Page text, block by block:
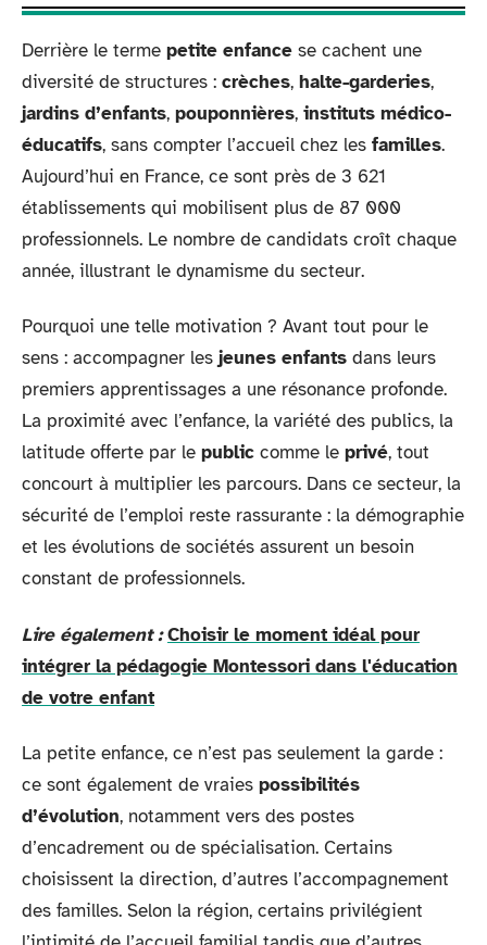
Derrière le terme petite enfance se cachent une
diversité de structures : crèches, halte-garderies,
jardins d’enfants, pouponnières, instituts médico-
éducatifs, sans compter l’accueil chez les familles.
Aujourd’hui en France, ce sont près de 3 621
établissements qui mobilisent plus de 87 000
professionnels. Le nombre de candidats croît chaque
année, illustrant le dynamisme du secteur.
Pourquoi une telle motivation ? Avant tout pour le
sens : accompagner les jeunes enfants dans leurs
premiers apprentissages a une résonance profonde.
La proximité avec l’enfance, la variété des publics, la
latitude offerte par le public comme le privé, tout
concourt à multiplier les parcours. Dans ce secteur, la
sécurité de l’emploi reste rassurante : la démographie
et les évolutions de sociétés assurent un besoin
constant de professionnels.
Lire également : Choisir le moment idéal pour
intégrer la pédagogie Montessori dans l'éducation
de votre enfant
La petite enfance, ce n’est pas seulement la garde :
ce sont également de vraies possibilités
d’évolution, notamment vers des postes
d’encadrement ou de spécialisation. Certains
choisissent la direction, d’autres l’accompagnement
des familles. Selon la région, certains privilégient